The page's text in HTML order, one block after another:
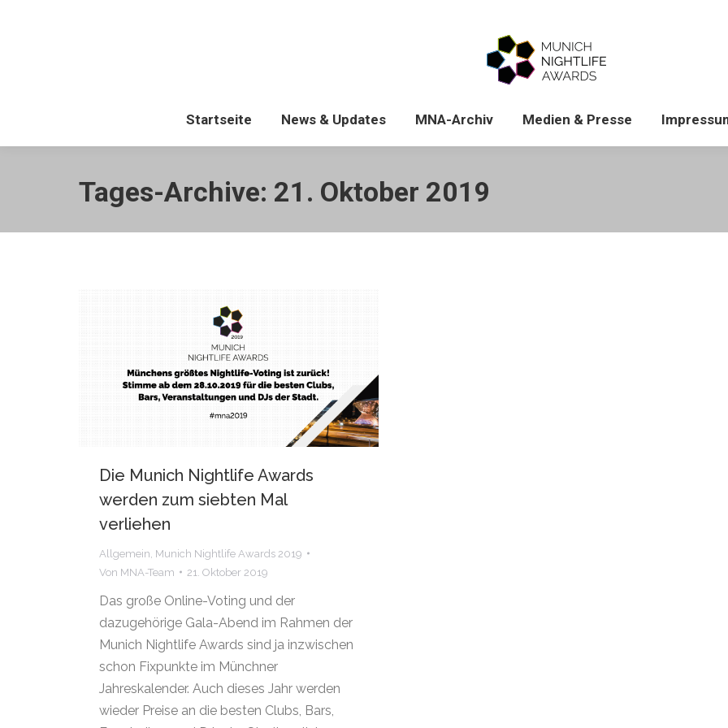
Startseite News & Updates MNA-Archiv Medien & Presse
Tages-Archive: 21. Oktober 2019
Die Munich Nightlife Awards
werden zum siebten Mal
verliehen
Allgemein Munich Nightlife Awards 2019
Von MNA-Team 21. Oktober 2019
Das große Online-Voting und der
dazugehörige Gala-Abend im Rahmen der
Munich Nightlife Awards sind ja inzwischen
schon Fixpunkte im Münchner
Jahreskalender. Auch dieses Jahr werden
wieder Preise an die besten Clubs, Bars,